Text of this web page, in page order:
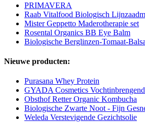
PRIMAVERA
Raab Vitalfood Biologisch
Mister Geppetto Maderotherapie set
Rosental Organics BB Eye Balm
Biologische Berglinzen-Tomaat-
Nieuwe producten:
Purasana Whey Protein
GYADA Cosmetics
Obsthof Retter Organic Kombucha
Biologische Zwarte Noot - Fijn
Weleda Verstevigende Gezichtsolie